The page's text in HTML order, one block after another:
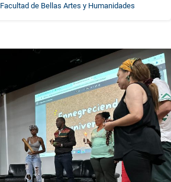
Facultad de Bellas Artes y Humanidades